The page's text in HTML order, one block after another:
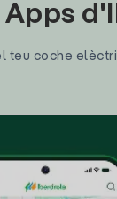
Apps
teu coche